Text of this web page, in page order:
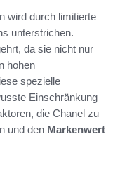
wird durch limitierte
unterstrichen.
da sie nicht nur
hohen
spezielle
Einschränkung
die Chanel zu
und den Markenwert